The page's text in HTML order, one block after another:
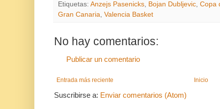
Etiquetas: Anzejs Pasenicks, Bojan Dubljevic, Copa
Gran Canaria, Valencia Basket
No hay comentarios:
Publicar un comentario
Entrada más reciente Inicio
Suscribirse a: Enviar comentarios (Atom)